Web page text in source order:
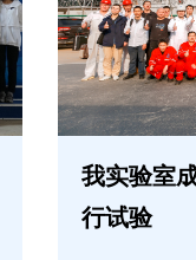
我实验室
行试验